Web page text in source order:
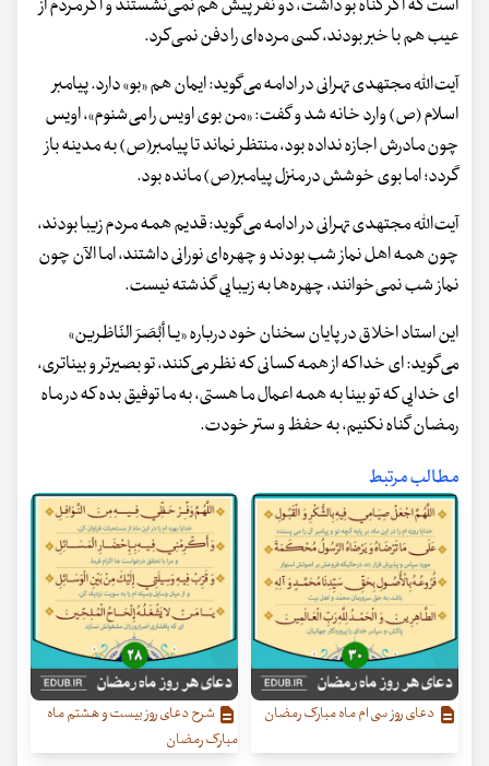
است که اگر گناه بو داشت، دو نفر پیش هم نمی‌نشستند و اگر مردم از
عیب هم با خبر بودند، کسی مرده‌ای را دفن نمی‌کرد.
آیت‌الله مجتهدی تهرانی در ادامه می‌گوید: ایمان هم «بو» دارد. پیامبر
اسلام (ص) وارد خانه شد و گفت: «من بوی اویس را می‌شنوم»، اویس
چون مادرش اجازه نداده بود، منتظر نماند تا پیامبر(ص) به مدینه باز
گردد؛ اما بوی خوشش در منزل پیامبر(ص) مانده بود.
آیت‌الله مجتهدی تهرانی در ادامه می‌گوید: قدیم همه مردم زیبا بودند،
چون همه اهل نماز شب بودند و چهره‌ای نورانی داشتند، اما الآن چون
نماز شب نمی‌خوانند، چهره‌ها به ‌زیبایی گذشته نیست.
این استاد اخلاق در پایان سخنان خود درباره «یـا أبْصَرَ النّاظرین»
می‌گوید: ای خدا که از همه کسانی‌ که نظر می‌کنند، تو بصیرتر و بیناتری،
ای خدایی که تو بینا به همه اعمال ما هستی، به ما توفیق بده که در ماه
رمضان گناه نکنیم، به حفظ و ستر خودت.
مطالب مرتبط
دعای روز سی ام ماه مبارک رمضان
شرح دعای روز بیست‌ و هشتم ماه
مبارک رمضان